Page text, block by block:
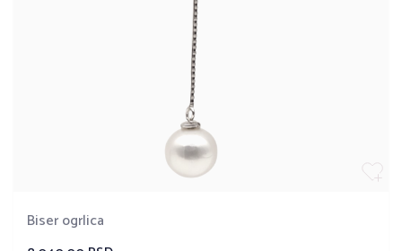
Biser ogrlica